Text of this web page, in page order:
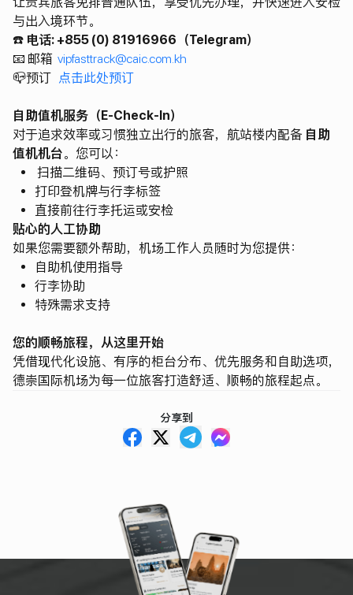
与出入境环节。
☎️ 电话: +855 (0) 81916966（Telegram）
📧 邮箱 vipfasttrack@caic.com.kh
📪预订 点击此处预订
自助值机服务（E-Check-In）
对于追求效率或习惯独立出行的旅客，航站楼内配备 自助
值机机台。您可以：
扫描二维码、预订号或护照
打印登机牌与行李标签
直接前往行李托运或安检
贴心的人工协助
如果您需要额外帮助，机场工作人员随时为您提供：
自助机使用指导
行李协助
特殊需求支持
您的顺畅旅程，从这里开始
凭借现代化设施、有序的柜台分布、优先服务和自助选项，
德崇国际机场为每一位旅客打造舒适、顺畅的旅程起点。
分享到